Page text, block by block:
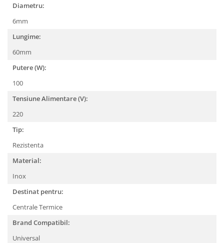
Diametru:
6mm
Lungime:
60mm
Putere (W):
100
Tensiune Alimentare (V):
220
Tip:
Rezistenta
Material:
Inox
Destinat pentru:
Centrale Termice
Brand Compatibil:
Universal